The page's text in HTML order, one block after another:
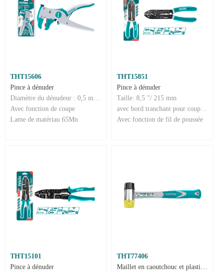
THT15606
Pince à dénuder
Diamètre du dénudeur : 0,5 mm ~ 6 mm
Avec fonction de coupe
Lame de matériau 65Mn
THT15851
Pince à dénuder
Taille: 8,5 "/ 215 mm
avec bord tranchant pour couper le fil
Avec fonction de fil de poussée
THT15101
Pince à dénuder
THT77406
Maillet en caoutchouc et plastique